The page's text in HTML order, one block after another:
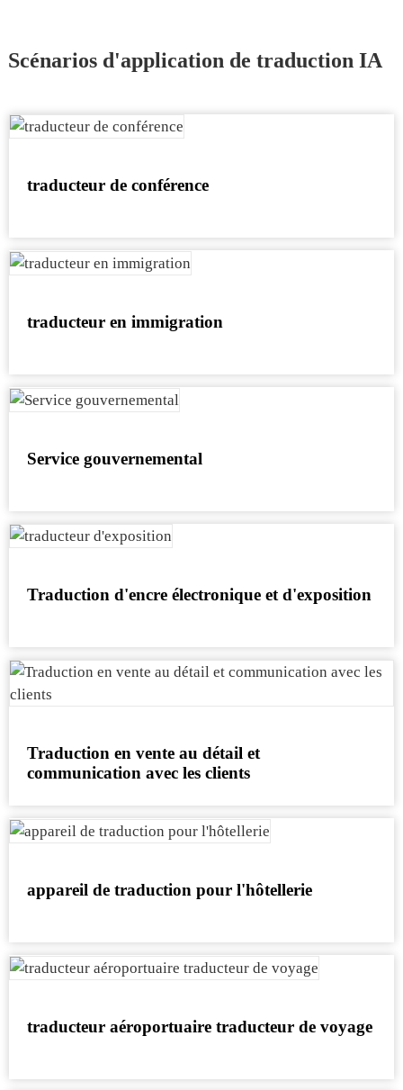
Scénarios d'application de traduction IA
traducteur de conférence
traducteur en immigration
Service gouvernemental
Traduction d'encre électronique et d'exposition
Traduction en vente au détail et
communication avec les clients
appareil de traduction pour l'hôtellerie
traducteur aéroportuaire traducteur de voyage